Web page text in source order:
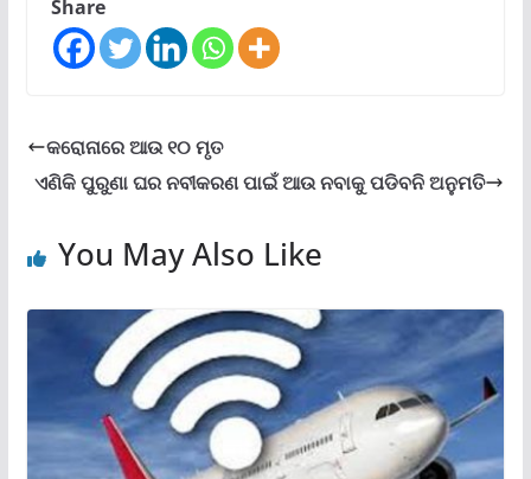
Share
କରୋନାରେ ଆଉ ୧୦ ମୃତ
ଏଣିକି ପୁରୁଣା ଘର ନବୀକରଣ ପାଇଁ ଆଉ ନବାକୁ ପଡିବନି ଅନୁମତି
You May Also Like